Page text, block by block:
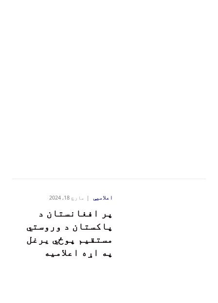
اعلامیې مارچ 18, 2024
پر افغانستان د
پاکستان د وروستي
مستقیم پوځي یرغل
په اړه اعلامیه